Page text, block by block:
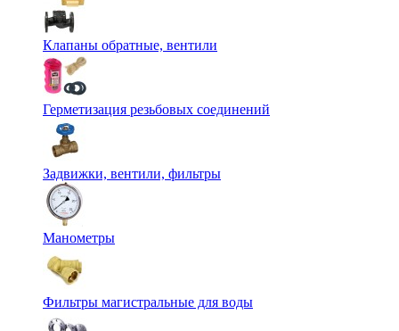
Клапаны обратные, вентили
Герметизация резьбовых соединений
Задвижки, вентили, фильтры
Манометры
Фильтры магистральные для воды